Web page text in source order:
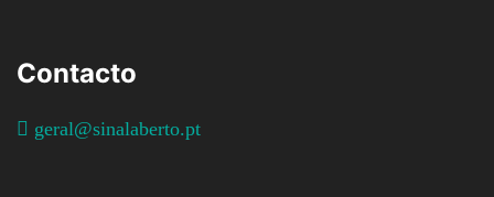
Contacto
geral@sinalaberto.pt